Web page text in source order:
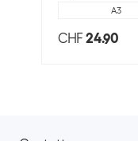
Colore della carta
A3
CHF 24.90